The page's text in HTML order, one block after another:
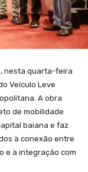
nesta quarta-feira
Veículo Leve
A obra
de mobilidade
baiana e faz
à conexão entre
e à integração com